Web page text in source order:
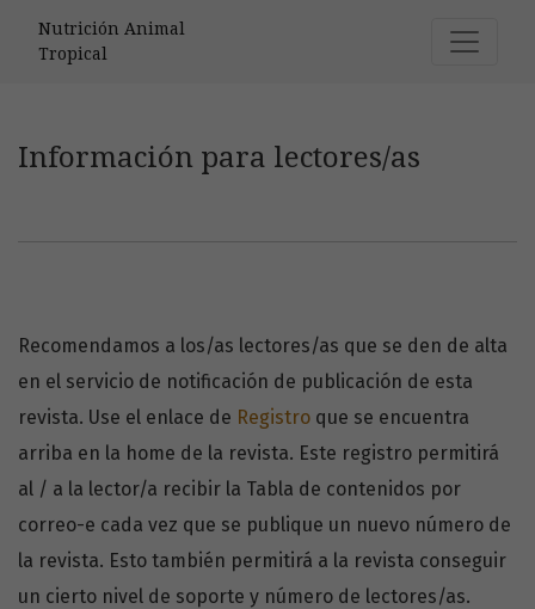
Nutrición Animal
Tropical
Información para lectores/as
Recomendamos a los/as lectores/as que se den de alta
en el servicio de notificación de publicación de esta
revista. Use el enlace de Registro que se encuentra
arriba en la home de la revista. Este registro permitirá
al / a la lector/a recibir la Tabla de contenidos por
correo-e cada vez que se publique un nuevo número de
la revista. Esto también permitirá a la revista conseguir
un cierto nivel de soporte y número de lectores/as.